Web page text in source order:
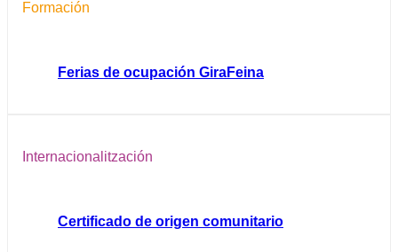
Formación
Ferias de ocupación GiraFeina
Internacionalitzación
Certificado de origen comunitario